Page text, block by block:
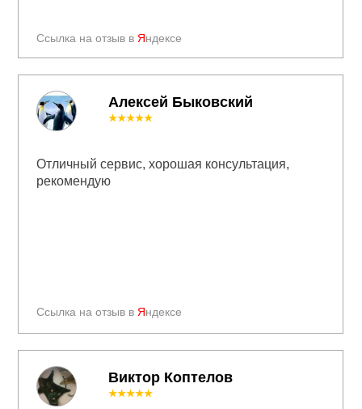
Ссылка на отзыв в Яндексе
Алексей Быковский
Ссылка на отзыв в Яндексе
★★★★★
Отличный сервис, хорошая консультация,
рекомендую
★★★★★
Виктор Коптелов